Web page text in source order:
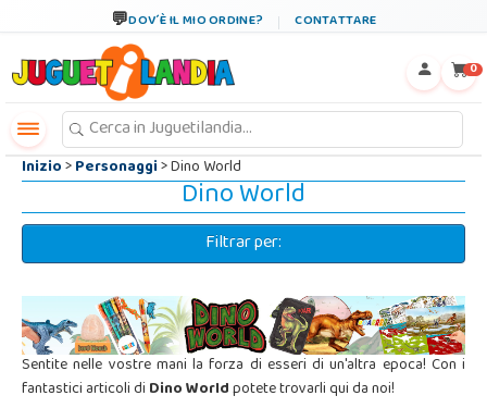
DOV´È IL MIO ORDINE? CONTATTARE
0
Inizio>Personaggi> Dino World
Dino World
Filtrar per:
Sentite nelle vostre mani la forza di esseri di un'altra epoca! Con i
fantastici articoli diDino Worldpotete trovarli qui da noi!